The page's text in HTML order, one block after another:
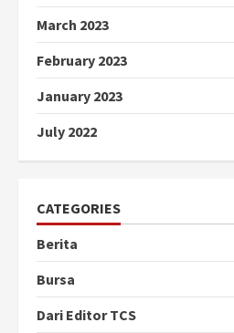
March 2023
February 2023
January 2023
July 2022
CATEGORIES
Berita
Bursa
Dari Editor TCS